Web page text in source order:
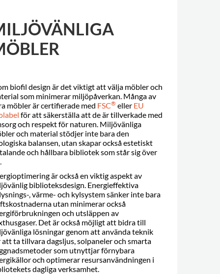
biofil design är det viktigt att välja möbler och
som minimerar miljöpåverkan. Många av
möbler är certifierade med FSC® eller EU
för att säkerställa att de är tillverkade med
och respekt för naturen. Miljövänliga
och material stödjer inte bara den
balansen, utan skapar också estetiskt
och hållbara bibliotek som står sig över
är också en viktig aspekt av
biblioteksdesign. Energieffektiva
, värme- och kylsystem sänker inte bara
utan minimerar också
och utsläppen av
Det är också möjligt att bidra till
lösningar genom att använda teknik
ta tillvara dagsljus, solpaneler och smarta
som utnyttjar förnybara
och optimerar resursanvändningen i
dagliga verksamhet.